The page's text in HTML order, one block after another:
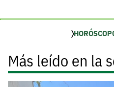
Más leído en la